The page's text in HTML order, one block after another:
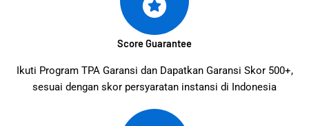
Score Guarantee
Ikuti Program TPA Garansi dan Dapatkan Garansi Skor 500+,
sesuai dengan skor persyaratan instansi di Indonesia